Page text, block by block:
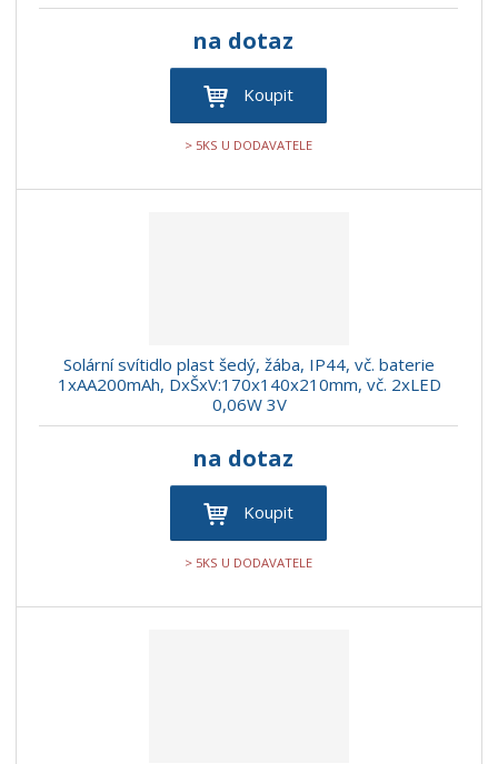
na dotaz
Koupit
> 5KS U DODAVATELE
Solární svítidlo plast šedý, žába, IP44, vč. baterie
1xAA200mAh, DxŠxV:170x140x210mm, vč. 2xLED
0,06W 3V
na dotaz
Koupit
> 5KS U DODAVATELE